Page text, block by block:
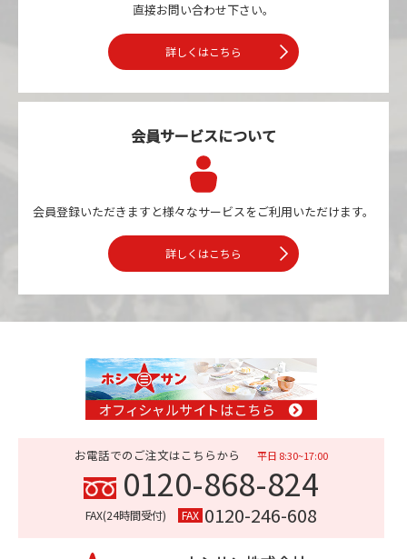
直接お問い合わせ下さい。
詳しくはこちら
会員サービスについて
会員登録いただきますと様々なサービスをご利用いただけます。
詳しくはこちら
お電話でのご注文はこちらから 平日 8:30~17:00
0120-868-824
FAX(24時間受付) FAX 0120-246-608